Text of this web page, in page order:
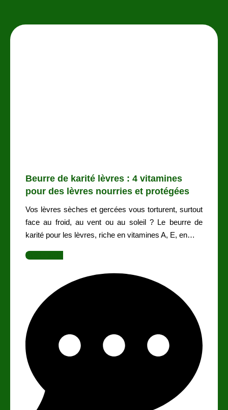
Beurre de karité lèvres : 4 vitamines
pour des lèvres nourries et protégées
Vos lèvres sèches et gercées vous torturent, surtout
face au froid, au vent ou au soleil ? Le beurre de
karité pour les lèvres, riche en vitamines A, E, en…
Lire la suite